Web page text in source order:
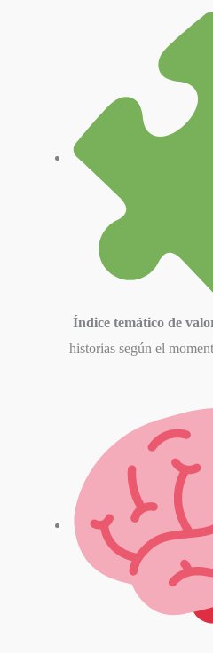
Índice temático de
historias según el